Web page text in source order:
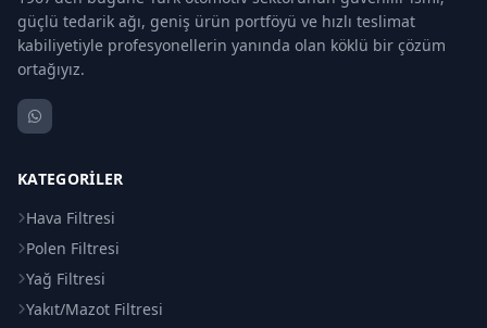
güçlü tedarik ağı, geniş ürün portföyü ve hızlı teslimat
kabiliyetiyle profesyonellerin yanında olan köklü bir çözüm
ortağıyız.
KATEGORILER
Hava Filtresi
Polen Filtresi
Yağ Filtresi
Yakıt/Mazot Filtresi